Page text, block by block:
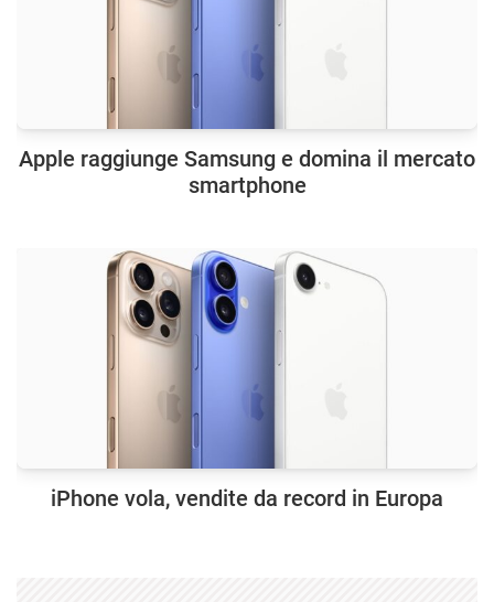
Apple raggiunge Samsung e domina il mercato
smartphone
iPhone vola, vendite da record in Europa